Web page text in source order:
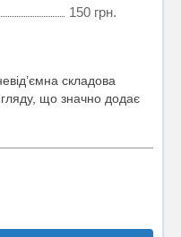
150 грн.
складова
що значно додає